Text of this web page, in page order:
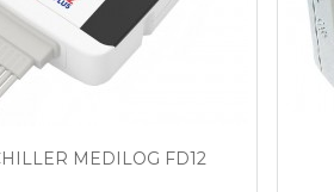
MEDILOG FD12